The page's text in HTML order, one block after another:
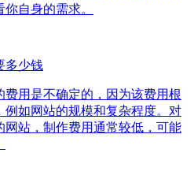
自身的需求。
多少钱
费用是不确定的，因为该费用根
例如网站的规模和复杂程度。对
网站，制作费用通常较低，可能